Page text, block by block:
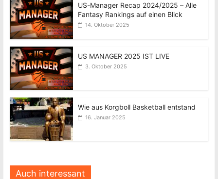
US-Manager Recap 2024/2025 – Alle
Fantasy Rankings auf einen Blick
14. Oktober 2025
US MANAGER 2025 IST LIVE
3. Oktober 2025
Wie aus Korgboll Basketball entstand
16. Januar 2025
Auch interessant